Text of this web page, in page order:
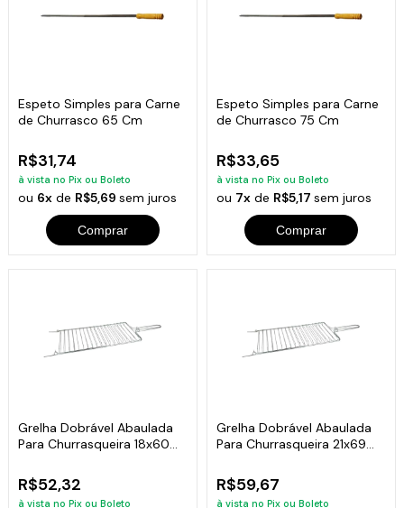
Espeto Simples para Carne
de Churrasco 65 Cm
R$31,74
à vista no Pix ou Boleto
ou 6x de R$5,69sem juros
Comprar
Espeto Simples para Carne
de Churrasco 75 Cm
R$33,65
à vista no Pix ou Boleto
ou 7xde R$5,17 sem juros
Comprar
Grelha Dobrável Abaulada
Para Churrasqueira 18x60
R$52,32
à vista no Pix ou Boleto
Grelha Dobrável Abaulada
Para Churrasqueira 21x69
R$59,67
à vista no Pix ou Boleto